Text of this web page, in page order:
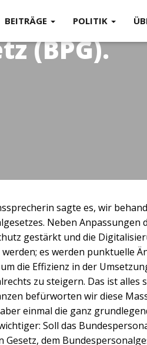
BEITRÄGE POLITIK
(BPG).
sagte es, wir
Neben Anpassungen
gestärkt und die
es werden punktuelle
die Effizienz in der
zu steigern. Das ist alles
befürworten wir diese
einmal die ganz
Soll das
Gesetz, dem